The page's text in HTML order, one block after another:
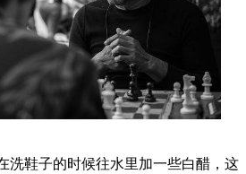
洗鞋子的时候往水里加一些白醋，这